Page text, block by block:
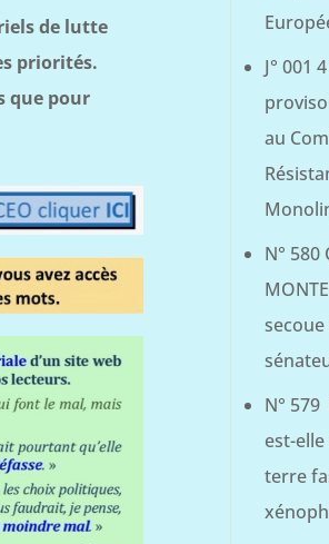
de lutte
priorités.
que pour
J° 001
au
N°
N°
est-
terre